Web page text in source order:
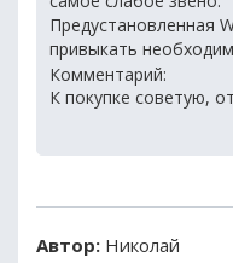
Предустановленная
привыкать
Комментарий:
К покупке советую,
Автор: Николай